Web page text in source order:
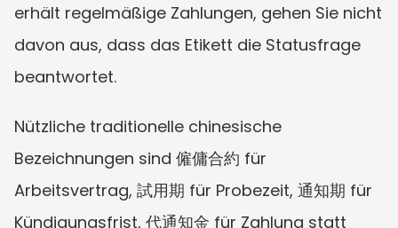
erhält regelmäßige Zahlungen, gehen Sie nicht
davon aus, dass das Etikett die Statusfrage
beantwortet.
Nützliche traditionelle chinesische
Bezeichnungen sind 僱傭合約 für
Arbeitsvertrag, 試用期 für Probezeit, 通知期 für
Kündigungsfrist, 代通知金 für Zahlung statt